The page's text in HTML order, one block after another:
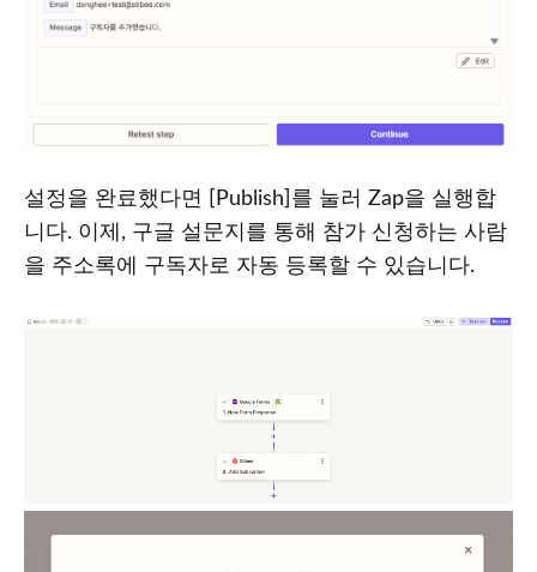
설정을 완료했다면 [Publish]를 눌러 Zap을 실행합
니다. 이제, 구글 설문지를 통해 참가 신청하는 사람
을 주소록에 구독자로 자동 등록할 수 있습니다.